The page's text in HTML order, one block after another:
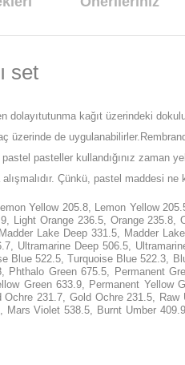
set
dolayıtutunma kağıt üzerindeki
de
pasteller kullandığınız zaman
Çünkü, pastel maddesi
Yellow 205.8, Lemon Yellow
Light Orange 236.5, Orange
Lake Deep 331.5, Madder
Ultramarine Deep 506.5,
522.5, Turquoise Blue 522.3,
Green 675.5, Permanent
Green 633.9, Permanent
231.7, Gold Ochre 231.5,
Violet 538.5, Burnt Umber